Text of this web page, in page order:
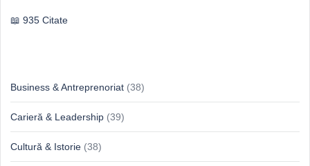
935 Citate
Business & Antreprenoriat (38)
Carieră & Leadership (39)
Cultură & Istorie (38)